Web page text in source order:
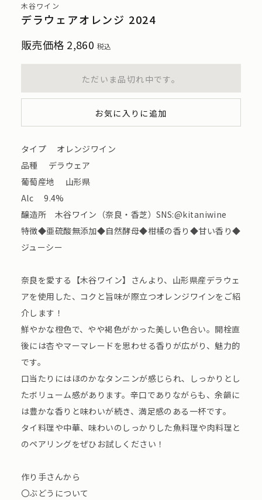
木谷ワイン
デラウェアオレンジ 2024
販売価格 2,860 税込
ただいま品切れ中です。
お気に入りに追加
タイプ オレンジワイン
品種 デラウェア
葡萄産地 山形県
Alc 9.4%
醸造所 木谷ワイン（奈良・香芝）SNS:@kitaniwine
特徴◆亜硫酸無添加◆自然酵母◆柑橘の香り◆甘い香り◆
ジューシー
奈良を愛する【木谷ワイン】さんより、山形県産デラウェ
アを使用した、コクと旨味が際立つオレンジワインをご紹
介します！
鮮やかな橙色で、やや褐色がかった美しい色合い。開栓直
後には杏やマーマレードを思わせる香りが広がり、魅力的
です。
口当たりにはほのかなタンニンが感じられ、しっかりとし
たボリューム感があります。辛口でありながらも、余韻に
は豊かな香りと味わいが続き、満足感のある一杯です。
タイ料理や中華、味わいのしっかりした魚料理や肉料理と
のペアリングをぜひお試しください！
作り手さんから
〇ぶどうについて